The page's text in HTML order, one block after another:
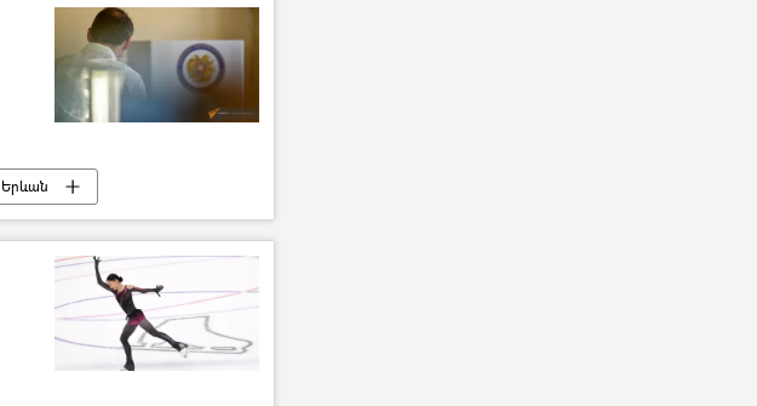
Երևան